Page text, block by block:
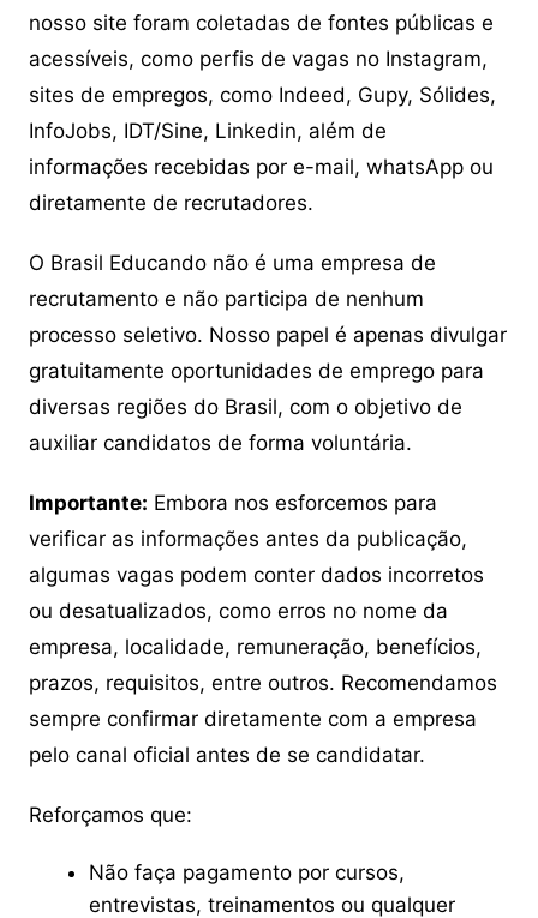
nosso site foram coletadas de fontes públicas e
acessíveis, como perfis de vagas no Instagram,
sites de empregos, como Indeed, Gupy, Sólides,
InfoJobs, IDT/Sine, Linkedin, além de
informações recebidas por e-mail, whatsApp ou
diretamente de recrutadores.
O Brasil Educando não é uma empresa de
recrutamento e não participa de nenhum
processo seletivo. Nosso papel é apenas divulgar
gratuitamente oportunidades de emprego para
diversas regiões do Brasil, com o objetivo de
auxiliar candidatos de forma voluntária.
Importante: Embora nos esforcemos para
verificar as informações antes da publicação,
algumas vagas podem conter dados incorretos
ou desatualizados, como erros no nome da
empresa, localidade, remuneração, benefícios,
prazos, requisitos, entre outros. Recomendamos
sempre confirmar diretamente com a empresa
pelo canal oficial antes de se candidatar.
Reforçamos que:
Não faça pagamento por cursos,
entrevistas, treinamentos ou qualquer